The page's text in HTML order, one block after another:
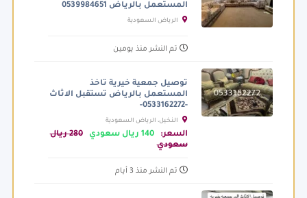
المستعمل بالرياض 0539984651
تم النشر منذ يومين
توصيل جمعية خيرية تاخذ
المستعمل بالرياض تستقبل الاثاث
-0533162272-
السعر: 140 ريال سعودي
280 ريال
سعودي
تم النشر منذ 3 أيام